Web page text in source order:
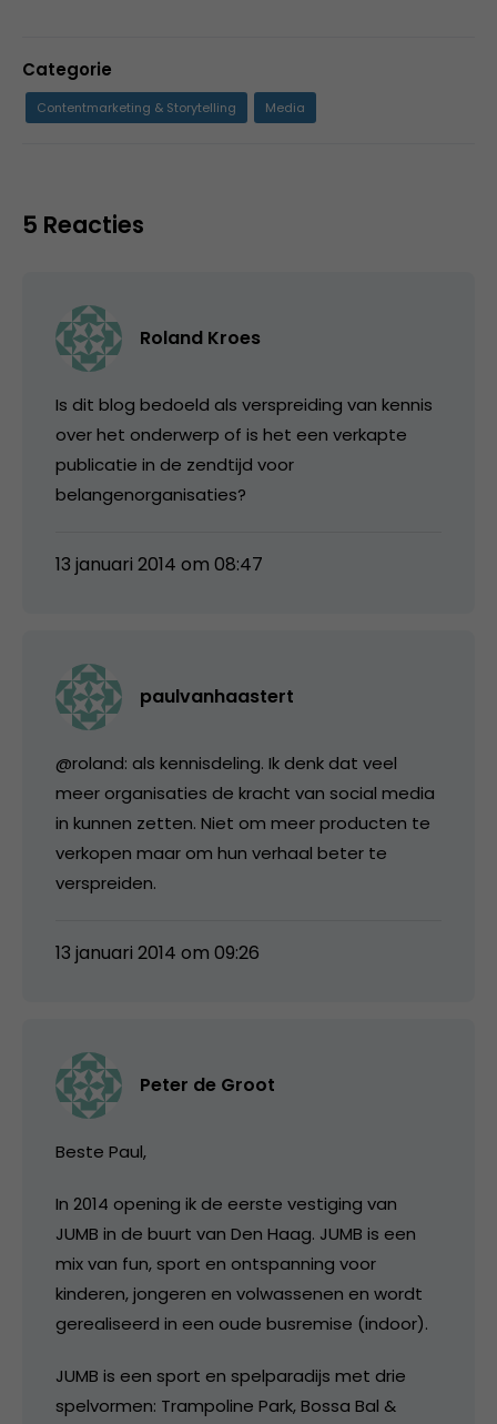
Categorie
Contentmarketing & Storytelling Media
5 Reacties
Roland Kroes
Is dit blog bedoeld als verspreiding van kennis
over het onderwerp of is het een verkapte
publicatie in de zendtijd voor
belangenorganisaties?
13 januari 2014 om 08:47
paulvanhaastert
@roland: als kennisdeling. Ik denk dat veel
meer organisaties de kracht van social media
in kunnen zetten. Niet om meer producten te
verkopen maar om hun verhaal beter te
verspreiden.
13 januari 2014 om 09:26
Peter de Groot
Beste Paul,
In 2014 opening ik de eerste vestiging van
JUMB in de buurt van Den Haag. JUMB is een
mix van fun, sport en ontspanning voor
kinderen, jongeren en volwassenen en wordt
gerealiseerd in een oude busremise (indoor).
JUMB is een sport en spelparadijs met drie
spelvormen: Trampoline Park, Bossa Bal &